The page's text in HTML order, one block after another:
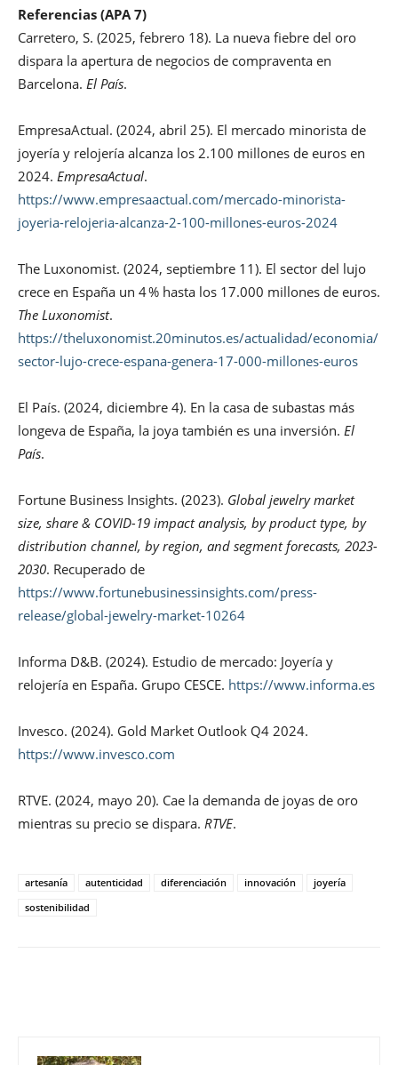
Referencias (APA 7)
Carretero, S. (2025, febrero 18). La nueva fiebre del oro
dispara la apertura de negocios de compraventa en
Barcelona. El País.
EmpresaActual. (2024, abril 25). El mercado minorista de
joyería y relojería alcanza los 2.100 millones de euros en
2024. EmpresaActual.
https://www.empresaactual.com/mercado-minorista-
joyeria-relojeria-alcanza-2-100-millones-euros-2024
The Luxonomist. (2024, septiembre 11). El sector del lujo
crece en España un 4 % hasta los 17.000 millones de euros.
The Luxonomist.
https://theluxonomist.20minutos.es/actualidad/economia/
sector-lujo-crece-espana-genera-17-000-millones-euros
El País. (2024, diciembre 4). En la casa de subastas más
longeva de España, la joya también es una inversión. El
País.
Fortune Business Insights. (2023). Global jewelry market
size, share & COVID-19 impact analysis, by product type, by
distribution channel, by region, and segment forecasts, 2023-
2030. Recuperado de
https://www.fortunebusinessinsights.com/press-
release/global-jewelry-market-10264
Informa D&B. (2024). Estudio de mercado: Joyería y
relojería en España. Grupo CESCE. https://www.informa.es
Invesco. (2024). Gold Market Outlook Q4 2024.
https://www.invesco.com
RTVE. (2024, mayo 20). Cae la demanda de joyas de oro
mientras su precio se dispara. RTVE.
artesanía autenticidad diferenciación innovación
joyería
sostenibilidad